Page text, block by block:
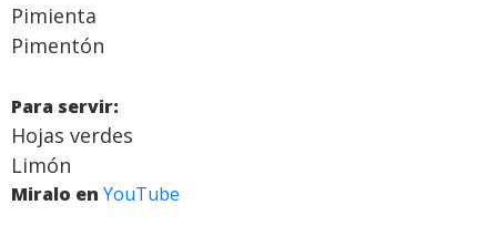
Pimienta
Pimentón
Para servir:
Hojas verdes
Limón
Miralo en YouTube